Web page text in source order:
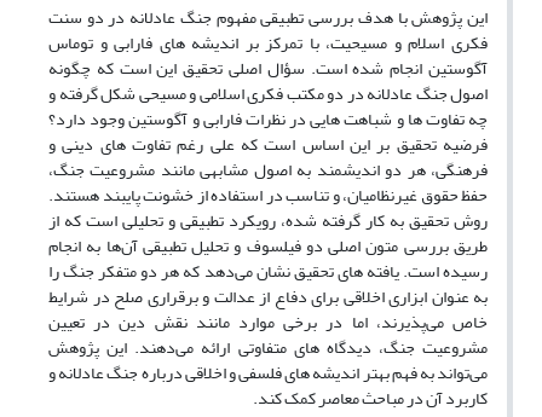
این پژوهش با هدف بررسی تطبیقی مفهوم جنگ عادلانه در دو سنت
فکری اسلام و مسیحیت، با تمرکز بر اندیشه ‌های فارابی و توماس
آگوستین انجام شده است. سؤال اصلی تحقیق این است که چگونه
اصول جنگ عادلانه در دو مکتب فکری اسلامی و مسیحی شکل گرفته و
چه تفاوت ها و شباهت ‌هایی در نظرات فارابی و آگوستین وجود دارد؟
فرضیه تحقیق بر این اساس است که علی ‌رغم تفاوت های دینی و
فرهنگی، هر دو اندیشمند به اصول مشابهی مانند مشروعیت جنگ،
حفظ حقوق غیرنظامیان، و تناسب در استفاده از خشونت پایبند هستند.
روش تحقیق به کار گرفته شده، رویکرد تطبیقی و تحلیلی است که از
طریق بررسی متون اصلی دو فیلسوف و تحلیل تطبیقی آن‌ها به انجام
رسیده است. یافته ‌های تحقیق نشان می‌دهد که هر دو متفکر جنگ را
به‌ عنوان ابزاری اخلاقی برای دفاع از عدالت و برقراری صلح در شرایط
خاص می‌پذیرند، اما در برخی موارد مانند نقش دین در تعیین
مشروعیت جنگ، دیدگاه‌ های متفاوتی ارائه می‌دهند. این پژوهش
می‌تواند به فهم بهتر اندیشه ‌های فلسفی و اخلاقی درباره جنگ عادلانه و
کاربرد آن در مباحث معاصر کمک کند.